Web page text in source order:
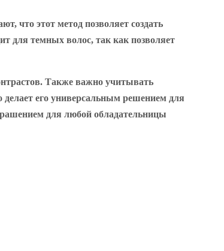
что этот метод позволяет создать
для темных волос, так как позволяет
Также важно учитывать
делает его универсальным решением для
для любой обладательницы